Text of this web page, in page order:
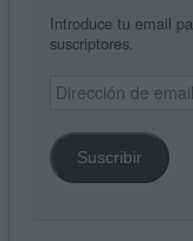
Introduce tu email
suscriptores.
Dirección
de
Suscribir